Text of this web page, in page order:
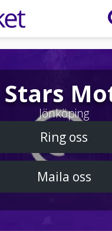
Stars
Jönköping
Ring oss
Maila oss